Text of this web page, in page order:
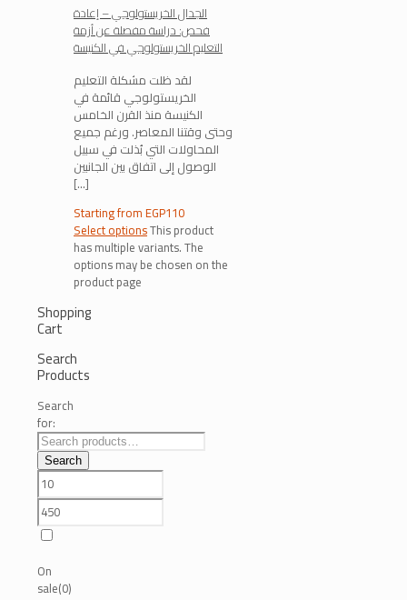
الجدال الخريستولوجي – إعادة
فحص: دراسة مفصلة عن أزمة
التعليم الخريستولوجي في الكنيسة
لقد ظلت مشكلة التعليم
الخريستولوجي قائمة في
الكنيسة منذ القرن الخامس
وحتى وقتنا المعاصر. ورغم جميع
المحاولات التي بُذلت في سبيل
الوصول إلى اتفاق بين الجانبين
[…]
Starting fromEGP110
Select optionsThis product
has multiple variants. The
options may be chosen on the
product page
Shopping
Cart
Search
Products
Search
for:
Search
On
sale(0)